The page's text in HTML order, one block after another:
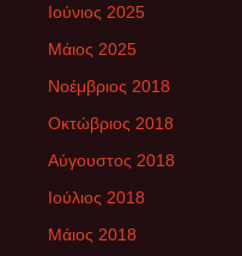
Ιούνιος 2025
Μάιος 2025
Νοέμβριος 2018
Οκτώβριος 2018
Αύγουστος 2018
Ιούλιος 2018
Μάιος 2018